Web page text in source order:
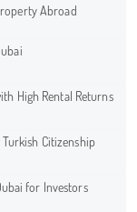
Abroad
High Rental Returns
Citizenship
for Investors